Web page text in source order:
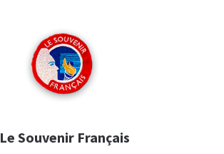
Le Souvenir Français